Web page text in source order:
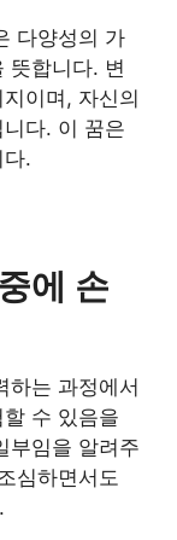
다양성의 가
뜻합니다. 변
이며, 자신의
다. 이 꿈은
.
에 손
하는 과정에서
수 있음을
부임을 알려주
심하면서도